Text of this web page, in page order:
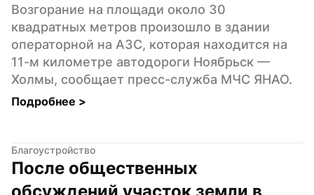
Возгорание на площади около 30
квадратных метров произошло в здании
операторной на АЗС, которая находится на
11-м километре автодороги Ноябрьск —
Холмы, сообщает пресс-служба МЧС ЯНАО.
Подробнее >
Благоустройство
После общественных